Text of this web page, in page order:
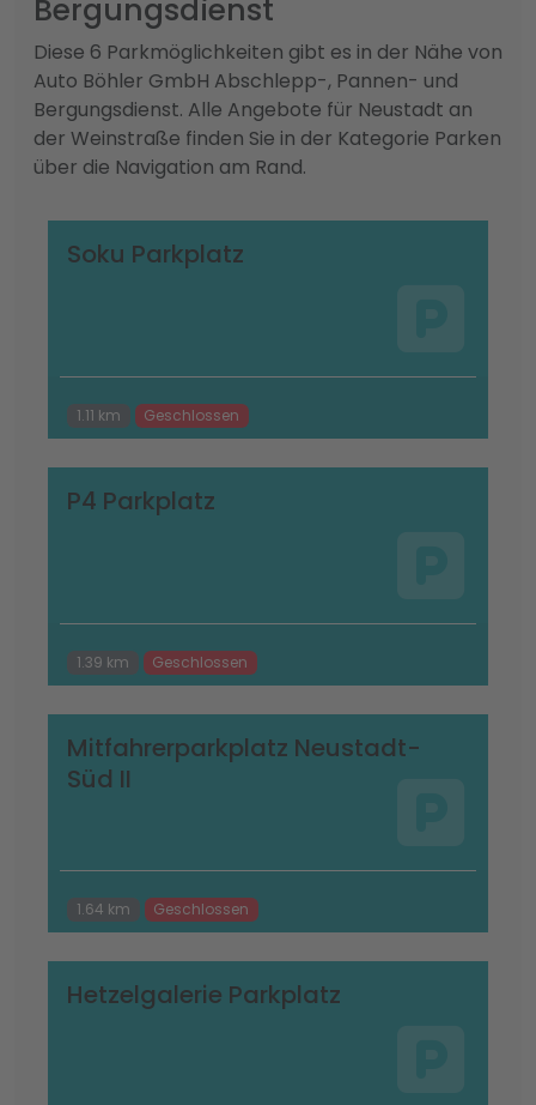
Bergungsdienst
Diese 6 Parkmöglichkeiten gibt es in der Nähe von
Auto Böhler GmbH Abschlepp-, Pannen- und
Bergungsdienst. Alle Angebote für Neustadt an
der Weinstraße finden Sie in der Kategorie Parken
über die Navigation am Rand.
Soku Parkplatz
1.11 km Geschlossen
P4 Parkplatz
1.39 km Geschlossen
Mitfahrerparkplatz Neustadt-
Süd II
1.64 km Geschlossen
Hetzelgalerie Parkplatz